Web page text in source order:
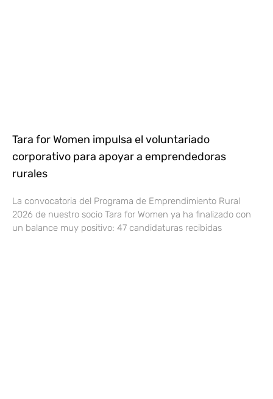
Tara for Women impulsa el voluntariado
corporativo para apoyar a emprendedoras
rurales
La convocatoria del Programa de Emprendimiento Rural
2026 de nuestro socio Tara for Women ya ha finalizado con
un balance muy positivo: 47 candidaturas recibidas